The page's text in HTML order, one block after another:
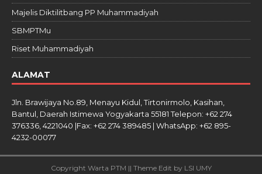
Majelis Diktilitbang PP Muhammadiyah
SBMPTMu
Riset Muhammadiyah
ALAMAT
Jln. Brawijaya No.89, Menayu Kidul, Tirtonirmolo, Kasihan,
Bantul, Daerah Istimewa Yogyakarta 55181 Telepon: +62 274
376336, 4221040 |Fax: +62 274 389485 | WhatsApp: +62 895-
4232-00077
Copyright Warta PTM || Theme Edit by LSI UMY